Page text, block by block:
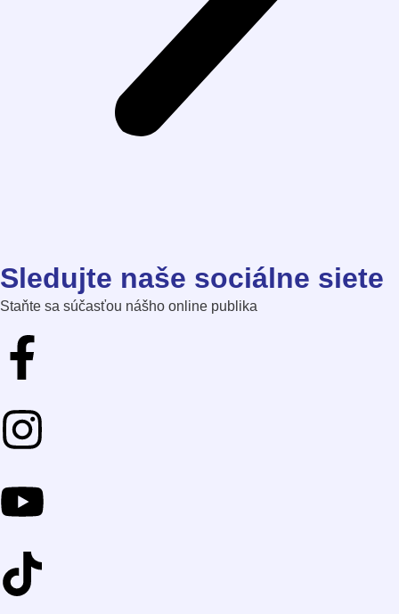
Sledujte naše sociálne siete
Staňte sa súčasťou nášho online publika